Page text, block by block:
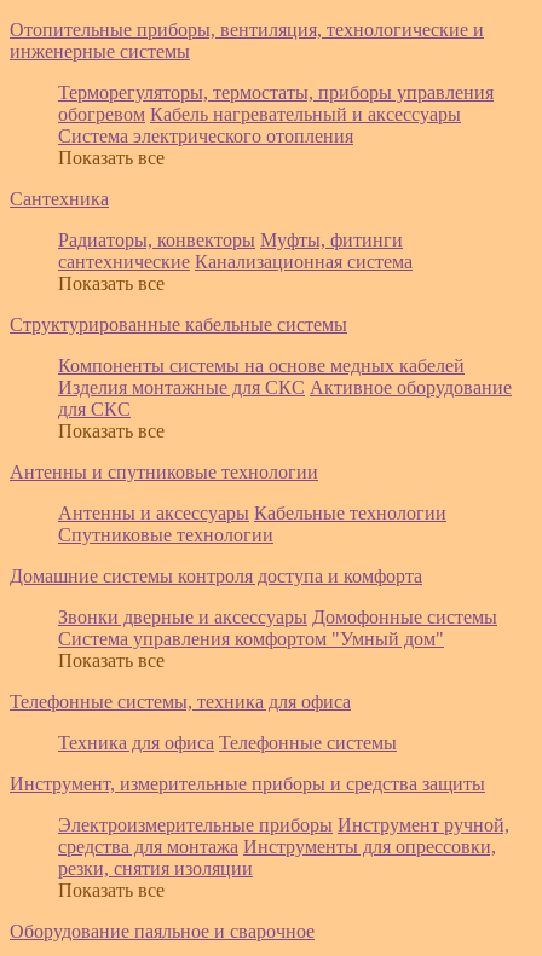
Отопительные приборы, вентиляция, технологические и
инженерные системы
Терморегуляторы, термостаты, приборы управления
обогревом Кабель нагревательный и аксессуары
Система электрического отопления
Показать все
Сантехника
Радиаторы, конвекторы Муфты, фитинги
сантехнические Канализационная система
Показать все
Структурированные кабельные системы
Компоненты системы на основе медных кабелей
Изделия монтажные для СКС Активное оборудование
для СКС
Показать все
Антенны и спутниковые технологии
Антенны и аксессуары Кабельные технологии
Спутниковые технологии
Домашние системы контроля доступа и комфорта
Звонки дверные и аксессуары Домофонные системы
Система управления комфортом "Умный дом"
Показать все
Телефонные системы, техника для офиса
Техника для офиса Телефонные системы
Инструмент, измерительные приборы и средства защиты
Электроизмерительные приборы Инструмент ручной,
средства для монтажа Инструменты для опрессовки,
резки, снятия изоляции
Показать все
Оборудование паяльное и сварочное